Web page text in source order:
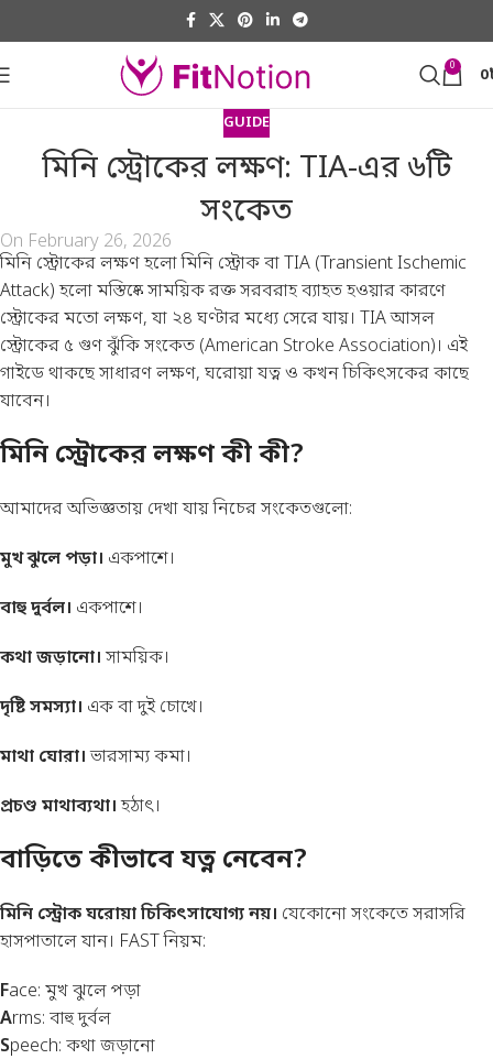
0 0
GUIDE
মিনি স্ট্রোকের লক্ষণ: TIA-এর ৬টি
সংকেত
On February 26, 2026
মিনি স্ট্রোকের লক্ষণ হলো মিনি স্ট্রোক বা TIA (Transient Ischemic
Attack) হলো মস্তিষ্কে সাময়িক রক্ত সরবরাহ ব্যাহত হওয়ার কারণে
স্ট্রোকের মতো লক্ষণ, যা ২৪ ঘণ্টার মধ্যে সেরে যায়। TIA আসল
স্ট্রোকের ৫ গুণ ঝুঁকি সংকেত (American Stroke Association)। এই
গাইডে থাকছে সাধারণ লক্ষণ, ঘরোয়া যত্ন ও কখন চিকিৎসকের কাছে
যাবেন।
মিনি স্ট্রোকের লক্ষণ কী কী?
আমাদের অভিজ্ঞতায় দেখা যায় নিচের সংকেতগুলো:
মুখ ঝুলে পড়া। একপাশে।
বাহু দুর্বল। একপাশে।
কথা জড়ানো। সাময়িক।
দৃষ্টি সমস্যা। এক বা দুই চোখে।
মাথা ঘোরা।ভারসাম্য কমা।
প্রচণ্ড মাথাব্যথা।হঠাৎ।
বাড়িতে কীভাবে যত্ন নেবেন?
মিনি স্ট্রোক ঘরোয়া চিকিৎসাযোগ্য নয়। যেকোনো সংকেতে সরাসরি
হাসপাতালে যান। FAST নিয়ম:
Face: মুখ ঝুলে পড়া
Arms: বাহু দুর্বল
Speech: কথা জড়ানো